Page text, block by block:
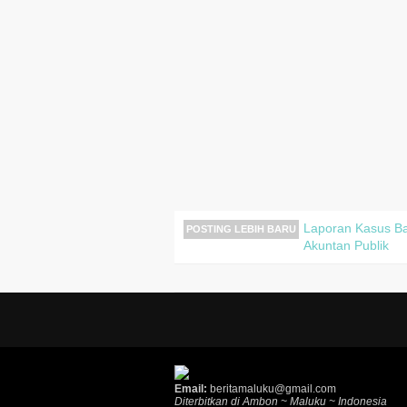
POSTING LEBIH BARU
Laporan Kasus
Akuntan Publik
Email: beritamaluku@gmail.com
Diterbitkan di Ambon ~ Maluku ~ Indonesia